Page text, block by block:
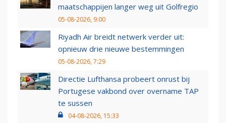
maatschappijen langer weg uit Golfregio
05-08-2026, 9:00
Riyadh Air breidt netwerk verder uit:
opnieuw drie nieuwe bestemmingen
05-08-2026, 7:29
Directie Lufthansa probeert onrust bij
Portugese vakbond over overname TAP
te sussen
04-08-2026, 15:33